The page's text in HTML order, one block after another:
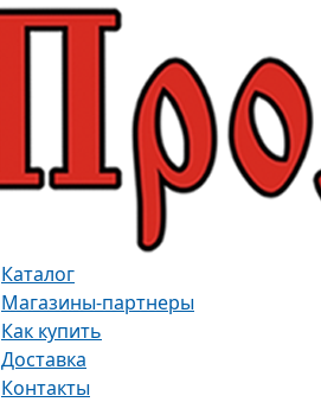
Каталог
Магазины-партнеры
Как купить
Доставка
Контакты